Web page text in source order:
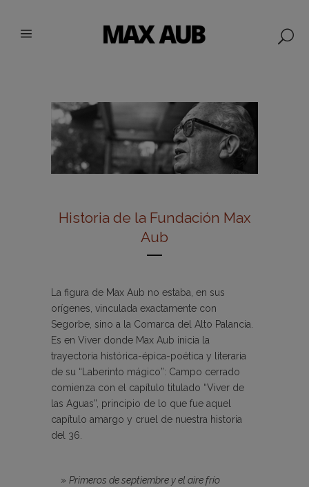
Historia de la Fundación Max
Aub
La figura de Max Aub no estaba, en sus
orígenes, vinculada exactamente con
Segorbe, sino a la Comarca del Alto Palancia.
Es en Viver donde Max Aub inicia la
trayectoria histórica-épica-poética y literaria
de su “Laberinto mágico”: Campo cerrado
comienza con el capítulo titulado “Viver de
las Aguas”, principio de lo que fue aquel
capítulo amargo y cruel de nuestra historia
del 36.
» Primeros de septiembre y el aire frío